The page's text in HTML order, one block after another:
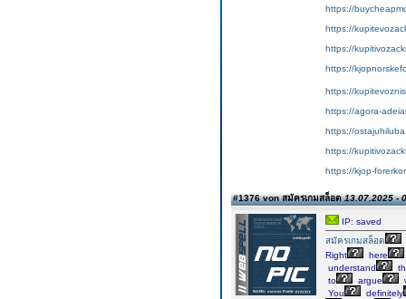
https://
https://
https://
https://
https://
https://agora-
https://
https://
https://kjop-
#1376 von สมัครเกมสล็อต13.07.2025 -
IP: saved
สมัครเกมสล็อต
Right
here
understand
to
argue
You
definitely